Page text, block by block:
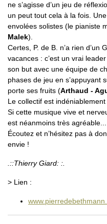
ne s’agisse d’un jeu de
un peut tout cela à la fois.
envolées solistes (le pianiste
Malek).
Certes, P. de B. n’a rien d’un
vacances : c’est un vrai
son but avec une équipe de
phases de jeu en s’appuyant
porte ses fruits (Arthaud -
Le collectif est indéniablement
Si cette musique vive et
est néanmoins très agréable...
Écoutez et n’hésitez pas à
envie !
.::Thierry Giard: :.
> Lien :